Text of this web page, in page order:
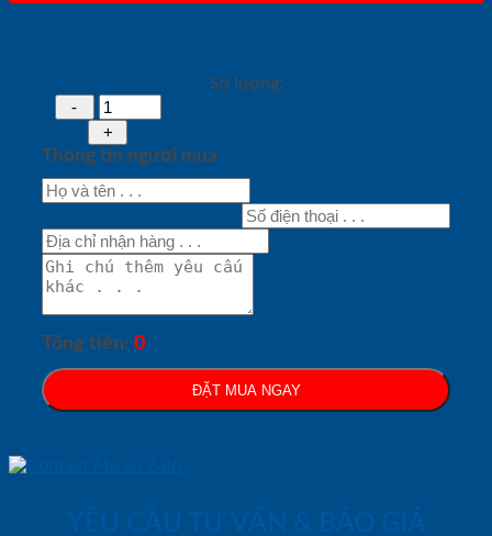
Số lượng:
Thông tin người mua
Tổng tiền: 0
ĐẶT MUA NGAY
YÊU CẦU TƯ VẤN & BÁO GIÁ